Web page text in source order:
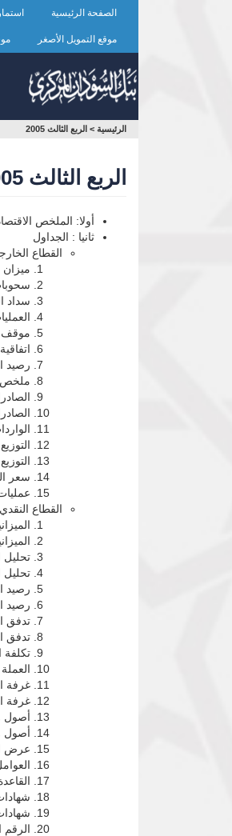
الصفحة الرئيسية
موقع التمويل الأصغر
أنت
الرئيسية > الربع الثالث 2005
الربع الثالث 2005
أولا: الملخص
ثانيا : الجداول
القطاع
ميزان
سداد
موقف
رصيد
ملخص
سعر
القطاع النقدي
تحليل
تحليل
رصيد
رصيد
تدفق
تدفق
تكلفة
غرفة
غرفة
أصول
أصول
عرض
الرقم